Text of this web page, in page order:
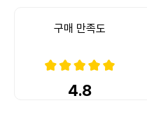
구매 만족도
4.8